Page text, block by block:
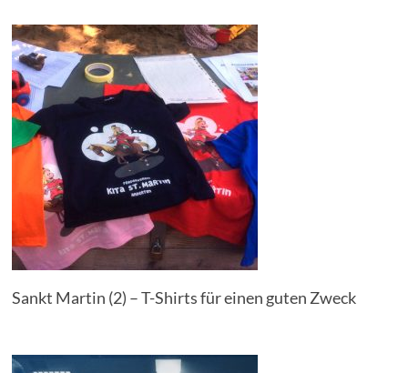
Sankt Martin (2) – T-Shirts für einen guten Zweck